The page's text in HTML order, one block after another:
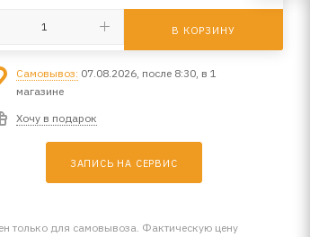
В КОРЗИНУ
Самовывоз: 07.08.2026, после 8:30, в 1
магазине
Хочу в подарок
ЗАПИСЬ НА СЕРВИС
только для самовывоза. Фактическую цену